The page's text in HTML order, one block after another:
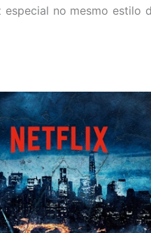
no mesmo estilo